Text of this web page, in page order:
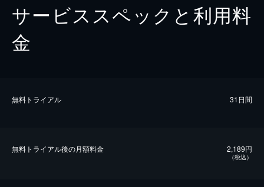
サービススペックと利用料
金
無料トライアル 31日間
無料トライアル後の⽉額料金 2,189円
（税込）